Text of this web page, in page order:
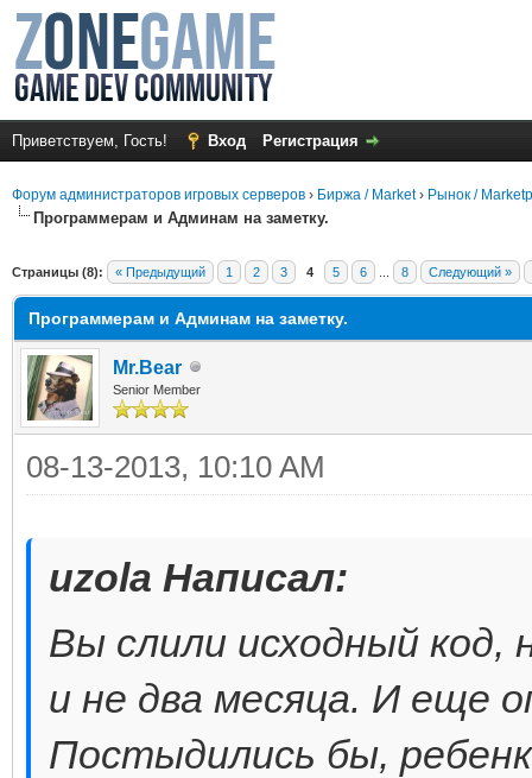
Приветствуем, Гость! Вход Регистрация
Форум администраторов игровых серверов › Биржа / Market› Рынок /
Программерам и Админам на заметку.
Страницы (8): « Предыдущий 1 2 3 4 5 6 8 Следующий »
Программерам и Админам на заметку.
Mr.Bear
Senior Member
08-13-2013, 10:10 AM
uzola Написал:
Вы слили исходный
и не два месяца. И еще
Постыдились бы,